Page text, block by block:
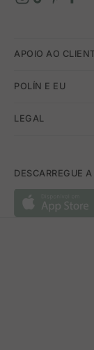
APOIO AO
POLÍN E EU
LEGAL
DESCARREGUE